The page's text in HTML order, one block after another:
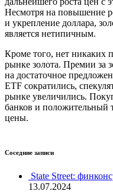
Несмотря на повышение
и укрепление доллара,
является нетипичным.
Кроме того, нет никаких
рынке золота. Премии за
на достаточное
ETF сократились,
рынке увеличились.
банков и положительный
цены.
Соседние записи
State Street:
13.07.2024